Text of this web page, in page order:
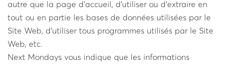
autre que la page d'accueil, d'utiliser ou d'extraire en
tout ou en partie les bases de données utilisées par le
Site Web, d'utiliser tous programmes utilisés par le Site
Web, etc.
Next Mondays vous indique que les informations